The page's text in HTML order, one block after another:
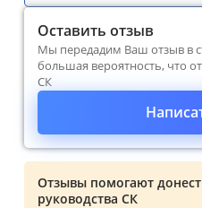
Оставить отзыв
Мы передадим Ваш отзыв в
большая вероятность, что
СК
Отзывы помогают
руководства СК